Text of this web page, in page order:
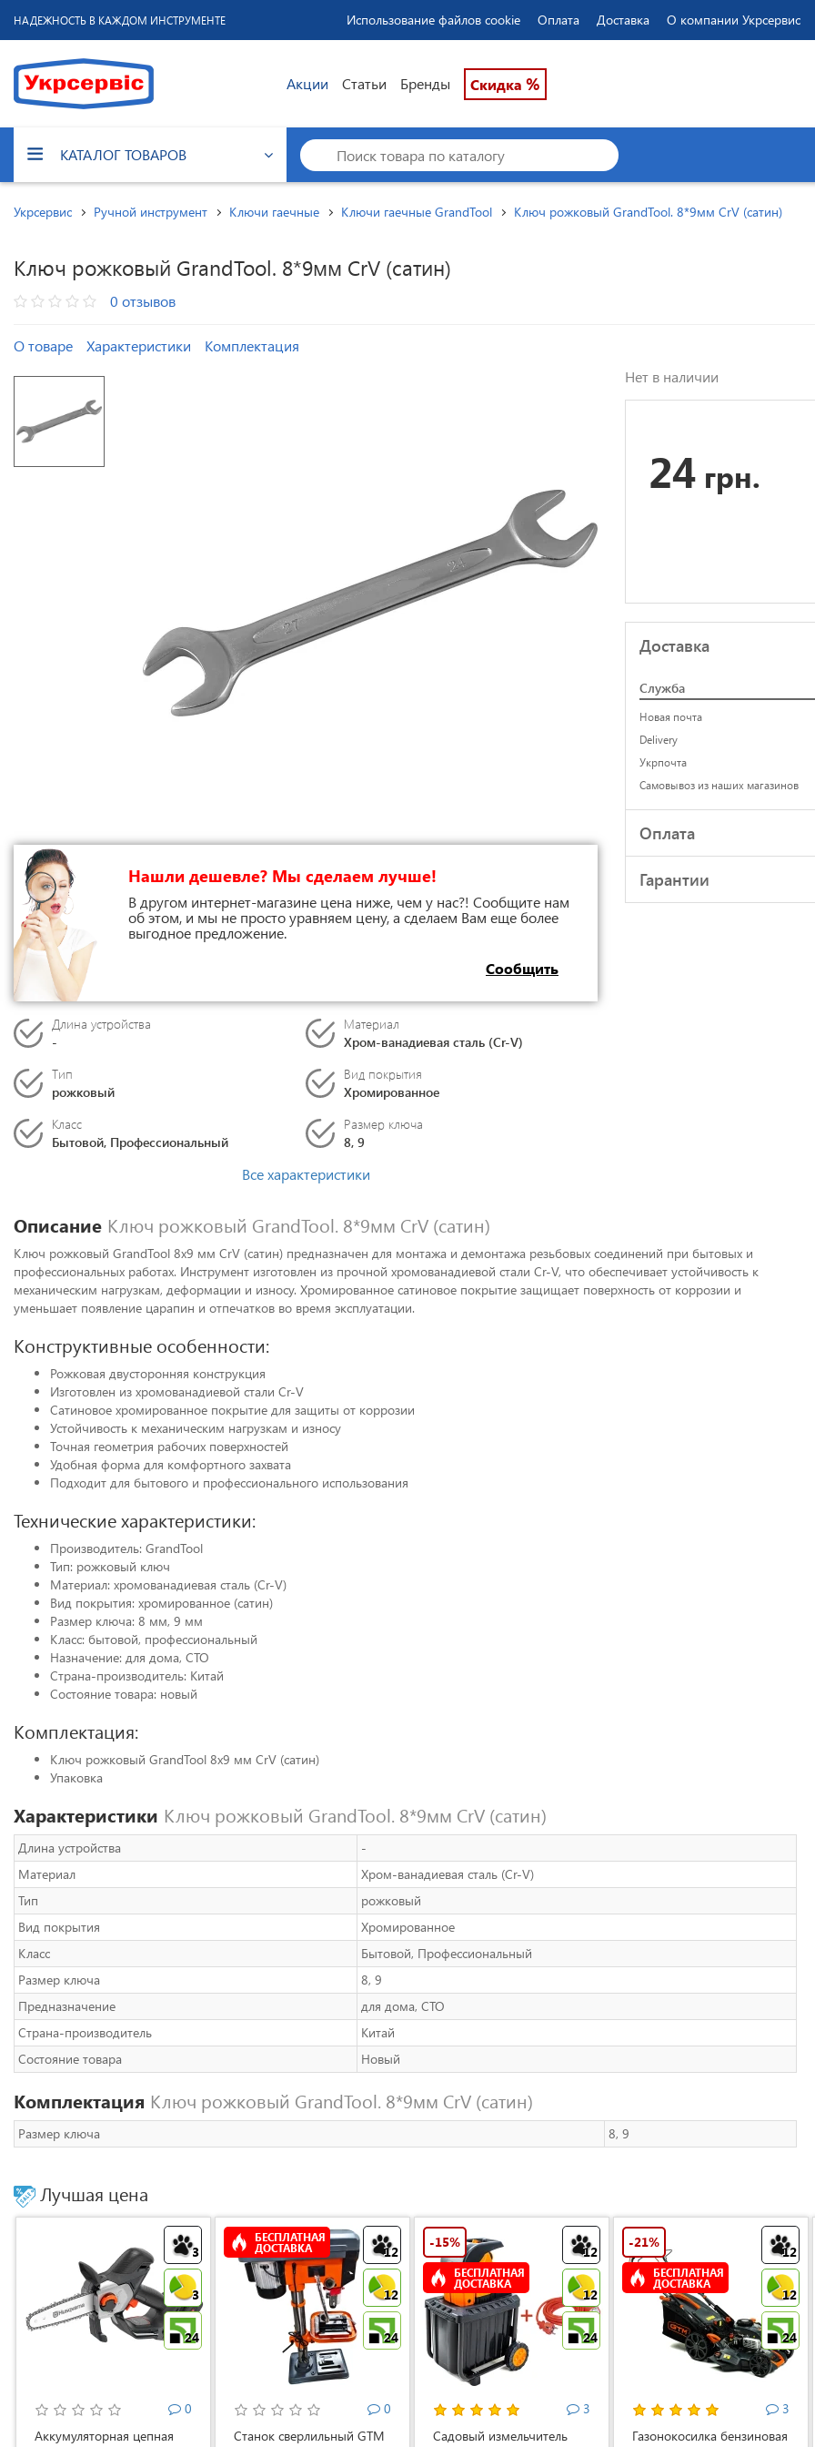
НАДЕЖНОСТЬ В КАЖДОМ ИНСТРУМЕНТЕ Использование файлов cookie Оплата Доставка О компании Укрсервис
Акции Статьи Бренды Скидка %
КАТАЛОГ ТОВАРОВ
Укрсервис Ручной инструмент Ключи гаечные Ключи гаечные GrandTool Ключ рожковый GrandTool. 8*9мм CrV (сатин)
Ключ рожковый GrandTool. 8*9мм CrV (сатин)
0 отзывов
О товаре Характеристики Комплектация
Нашли дешевле? Мы сделаем лучше!
В другом интернет-магазине цена ниже, чем у нас?! Сообщите нам
об этом, и мы не просто уравняем цену, а сделаем Вам еще более
выгодное предложение.
Сообщить
Длина устройства
-
Материал
Хром-ванадиевая сталь (Cr-V)
Тип
рожковый
Вид покрытия
Хромированное
Класс
Бытовой, Профессиональный
Размер ключа
8, 9
Все характеристики
Нет в наличии
24 грн.
Доставка
Служба
Новая почта
Delivery
Укрпочта
Самовывоз из наших магазинов
Оплата
Гарантии
Описание Ключ рожковый GrandTool. 8*9мм CrV (сатин)
Ключ рожковый GrandTool 8x9 мм CrV (сатин) предназначен для монтажа и демонтажа резьбовых соединений при бытовых и
профессиональных работах. Инструмент изготовлен из прочной хромованадиевой стали Cr-V, что обеспечивает устойчивость к
механическим нагрузкам, деформации и износу. Хромированное сатиновое покрытие защищает поверхность от коррозии и
уменьшает появление царапин и отпечатков во время эксплуатации.
Конструктивные особенности:
Рожковая двусторонняя конструкция
Изготовлен из хромованадиевой стали Cr-V
Сатиновое хромированное покрытие для защиты от коррозии
Устойчивость к механическим нагрузкам и износу
Точная геометрия рабочих поверхностей
Удобная форма для комфортного захвата
Подходит для бытового и профессионального использования
Технические характеристики:
Производитель: GrandTool
Тип: рожковый ключ
Материал: хромованадиевая сталь (Cr-V)
Вид покрытия: хромированное (сатин)
Размер ключа: 8 мм, 9 мм
Класс: бытовой, профессиональный
Назначение: для дома, СТО
Страна-производитель: Китай
Состояние товара: новый
Комплектация:
Ключ рожковый GrandTool 8x9 мм CrV (сатин)
Упаковка
Характеристики Ключ рожковый GrandTool. 8*9мм CrV (сатин)
Длина устройства
-
Материал
Хром-ванадиевая сталь (Cr-V)
Тип
рожковый
Вид покрытия
Хромированное
Класс
Бытовой, Профессиональный
Размер ключа
8, 9
Предназначение
для дома, СТО
Страна-производитель
Китай
Состояние товара
Новый
Комплектация Ключ рожковый GrandTool. 8*9мм CrV (сатин)
Размер ключа 8, 9
Лучшая цена
3
3
24
0
Аккумуляторная цепная
12
12
24
БЕСПЛАТНАЯ
ДОСТАВКА
0
Станок сверлильный GTM
12
12
24
-15%
БЕСПЛАТНАЯ
ДОСТАВКА
3
Садовый измельчитель
12
12
24
-21%
БЕСПЛАТНАЯ
ДОСТАВКА
3
Газонокосилка бензиновая